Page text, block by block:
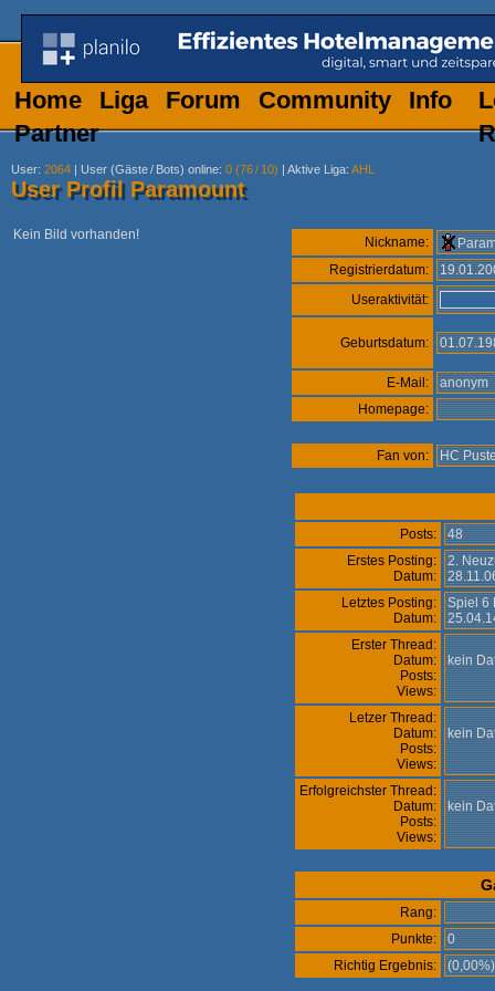
Home Liga Forum Community
Info
Partner
User: 2064 | User (Gäste/ Bots) online: 0 (76/ 10) | Aktive Liga: AHL
User Profil Paramount
Kein Bild vorhanden! Nickname:
Registrierdatum:
Useraktivität:
Geburtsdatum:
E-Mail:
anonym
Homepage:
Fan von: HC
Posts:
48
Erstes Posting:
Datum:
2.
Letztes Posting:
Datum:
Spiel 6
Erster Thread:
Datum:
Posts:
Views:
kein
Letzer Thread:
Datum:
Posts:
Views:
kein
Erfolgreichster Thread:
Datum:
Posts:
Views:
kein
Rang:
Punkte:
0
Richtig Ergebnis: